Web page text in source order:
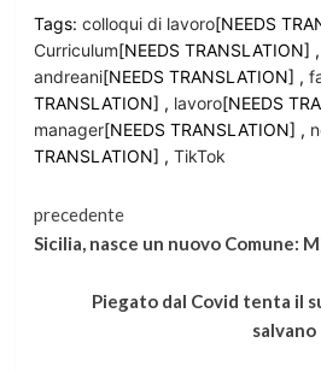
Tags: colloqui di lavoro[NEEDS
Curriculum[NEEDS TRANSLATION] ,
andreani[NEEDS TRANSLATION] ,
TRANSLATION] , lavoro[NEEDS
manager[NEEDS TRANSLATION] ,
TRANSLATION] , TikTok
Continua
leggere
precedente
Sicilia, nasce un nuovo Comune:
Piegato dal Covid tenta il